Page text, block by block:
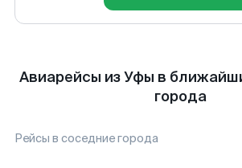
Авиарейсы из Уфы в
города
Рейсы в соседние города